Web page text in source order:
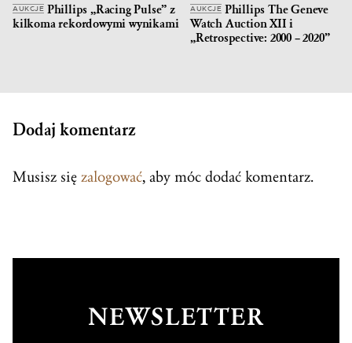
AUKCJE Phillips „Racing Pulse” z
kilkoma rekordowymi wynikami
AUKCJE Phillips The Geneve
Watch Auction XII i
„Retrospective: 2000 – 2020”
Dodaj komentarz
Musisz się zalogować, aby móc dodać komentarz.
NEWSLETTER